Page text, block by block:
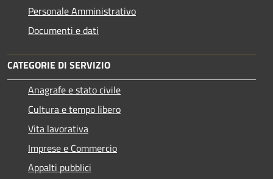
Personale Amministrativo
Documenti e dati
CATEGORIE DI SERVIZIO
Anagrafe e stato civile
Cultura e tempo libero
Vita lavorativa
Imprese e Commercio
Appalti pubblici